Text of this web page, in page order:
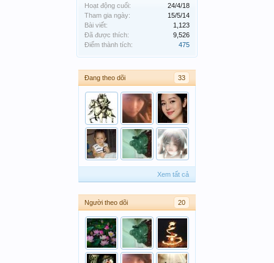
Hoạt động cuối:
24/4/18
Tham gia ngày:
15/5/14
Bài viết:
1,123
Đã được thích:
9,526
Điểm thành tích:
475
Đang theo dõi 33
Xem tất cả
Người theo dõi 20